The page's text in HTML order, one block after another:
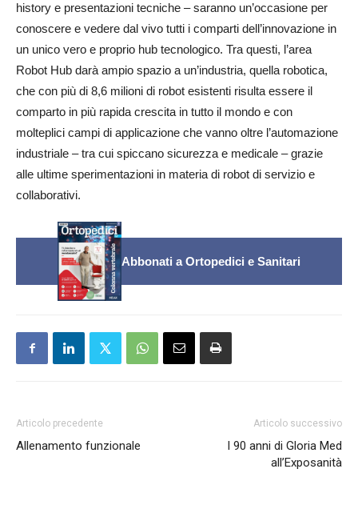
history e presentazioni tecniche – saranno un’occasione per
conoscere e vedere dal vivo tutti i comparti dell’innovazione in
un unico vero e proprio hub tecnologico. Tra questi, l’area
Robot Hub darà ampio spazio a un’industria, quella robotica,
che con più di 8,6 milioni di robot esistenti risulta essere il
comparto in più rapida crescita in tutto il mondo e con
molteplici campi di applicazione che vanno oltre l’automazione
industriale – tra cui spiccano sicurezza e medicale – grazie
alle ultime sperimentazioni in materia di robot di servizio e
collaborativi.
Abbonati a Ortopedici e Sanitari
Articolo precedente
Allenamento funzionale
Articolo successivo
I 90 anni di Gloria Med
all’Exposanità